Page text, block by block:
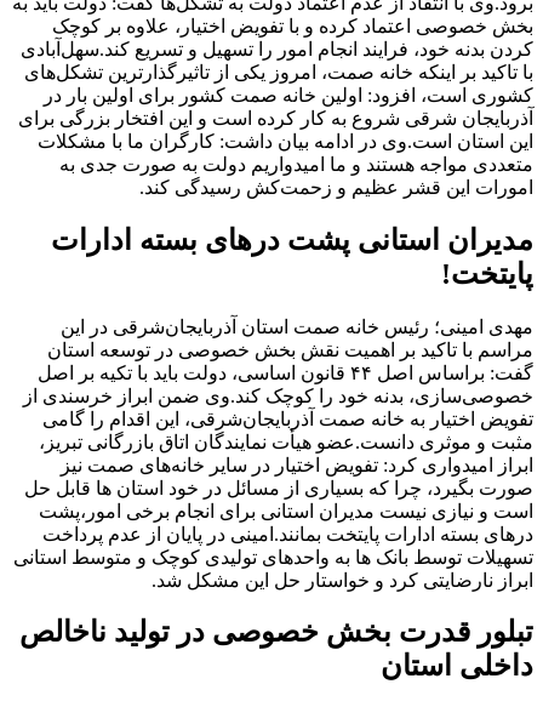
بخش خصوصی اعتماد کرده و با تفویض اختیار، علاوه بر کوچک
کردن بدنه خود، فرایند انجام امور را تسهیل و تسریع کند.سهل‌آبادی
با تاکید بر اینکه خانه صمت، امروز یکی از تاثیرگذارترین تشکل‌های
کشوری است، افزود: اولین خانه صمت کشور برای اولین بار در
آذربایجان شرقی شروع به کار کرده است و این افتخار بزرگی برای
این استان است.وی در ادامه بیان داشت: کارگران ما با مشکلات
متعددی مواجه هستند و ما امیدواریم دولت به صورت جدی به
امورات این قشر عظیم و زحمت‌کش رسیدگی کند.
مدیران استانی پشت درهای بسته ادارات
پایتخت!
مهدی امینی؛ رئیس خانه صمت استان آذربایجان‌شرقی در این
مراسم با تاکید بر اهمیت نقش بخش خصوصی در توسعه استان
گفت: براساس اصل ۴۴ قانون اساسی، دولت باید با تکیه بر اصل
خصوصی‌سازی، بدنه خود را کوچک کند.وی ضمن ابراز خرسندی از
تفویض اختیار به خانه صمت آذربایجان‌شرقی، این اقدام را گامی
مثبت و موثری دانست.عضو هیأت نمایندگان اتاق بازرگانی تبریز،
ابراز امیدواری کرد: تفویض اختیار در سایر خانه‌های صمت نیز
صورت بگیرد، چرا که بسیاری از مسائل در خود استان ها قابل حل
است و نیازی نیست مدیران استانی برای انجام برخی امور،پشت
درهای بسته ادارات پایتخت بمانند. امینی در پایان از عدم پرداخت
تسهیلات توسط بانک ها به واحدهای تولیدی کوچک و متوسط استانی
ابراز نارضایتی کرد و خواستار حل این مشکل شد.
تبلور قدرت بخش خصوصی در تولید ناخالص
داخلی استان